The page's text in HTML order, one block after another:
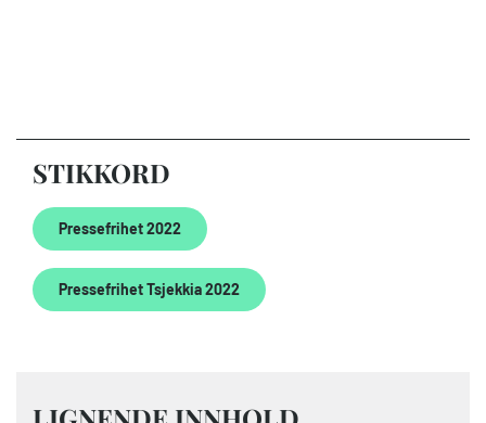
STIKKORD
Pressefrihet 2022
Pressefrihet Tsjekkia 2022